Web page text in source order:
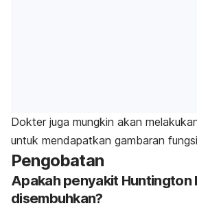
Dokter juga mungkin akan
untuk mendapatkan gambaran
Pengobatan
Apakah penyakit Huntington
disembuhkan?